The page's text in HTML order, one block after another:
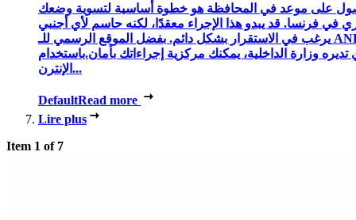
على موعد في المحافظة هو خطوة أساسية لتسوية وضعك
في فرنسا. قد يبدو هذا الإجراء معقدًا، لكنه حاسم لأي أجنبي
يرغب في الاستقرار بشكل دائم. بفضل الموقع الرسمي للـ ANEF،
تديره وزارة الداخلية، يمكنك مركزية إجراءاتك بأمان.باستخدام
الإنترن...
DefaultRead more
Lire plus
Item 1 of 7